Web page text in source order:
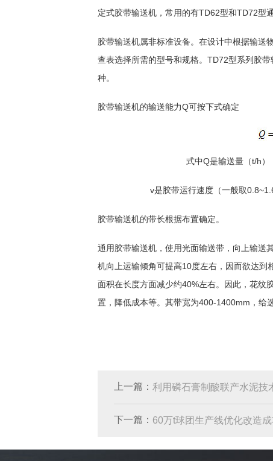
定式胶带输送机，常用的有TD62型和TD72型
胶带输送机属非标准设备。在设计中根据输送
查表选择所需的型号和规格。TD72型系列胶
种。
胶带输送机的输送能力Q可按下式确定
式中Q是输送量（t/h）
v是胶带运行速度（一般取
胶带输送机的带长根据布置确定。
通用胶带输送机，使用光面输送带，向上输送
机向上运输倾角可提高10度左右，因而欲达到
面积在长度方面减少约40%左右。因此，花纹
置，降低成本等。其带宽为400-1400mm，给
上一篇： 利用磷石膏制酸联产水泥技
下一篇： 60万t球团生产线优化改造